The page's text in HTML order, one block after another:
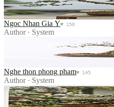
Ngoc Nhan Gia Y♥ 150
Author· System
Nghe thon phong pham♥ 145
Author· System
Hai de lao nguyet